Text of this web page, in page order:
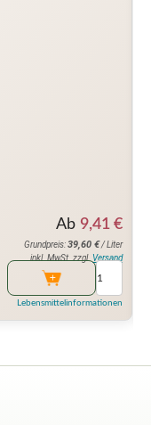
Ab 9,41 €
Grundpreis:39,60 €/ Liter
inkl. MwSt. zzgl.Versand
Lebensmittelinformationen